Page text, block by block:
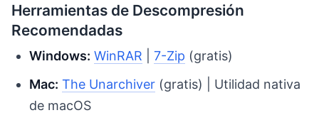
Herramientas de Descompresión
Recomendadas
Windows: WinRAR |7-Zip (gratis)
Mac: The Unarchiver (gratis) | Utilidad nativa
de macOS